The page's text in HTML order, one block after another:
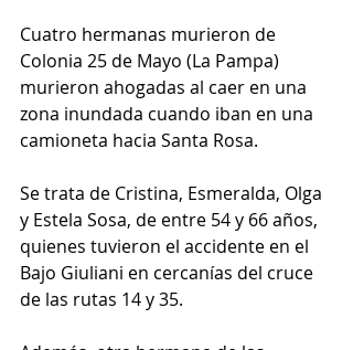
Cuatro hermanas murieron de
Colonia 25 de Mayo (La Pampa)
murieron ahogadas al caer en una
zona inundada cuando iban en una
camioneta hacia Santa Rosa.
Se trata de Cristina, Esmeralda, Olga
y Estela Sosa, de entre 54 y 66 años,
quienes tuvieron el accidente en el
Bajo Giuliani en cercanías del cruce
de las rutas 14 y 35.